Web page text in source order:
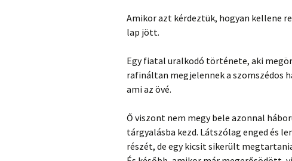
Amikor azt kérdeztük, hogyan kellene
lap jött.
Egy fiatal uralkodó története, aki
rafináltan megjelennek a szomszédos
ami az övé.
Ő viszont nem megy bele azonnal
tárgyalásba kezd. Látszólag enged és
részét, de egy kicsit sikerült